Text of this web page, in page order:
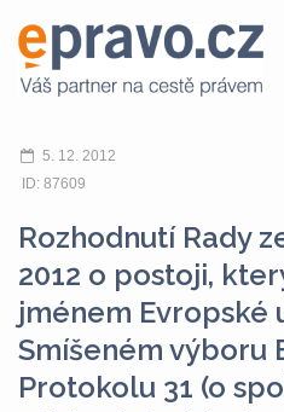
5. 12. 2012
ID: 87609
Rozhodnutí Rady
2012 o postoji,
jménem Evropské
Smíšeném výboru
Protokolu 31 (o